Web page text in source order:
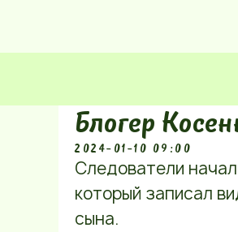
Блогер
2024-01-10 09:00
Следователи
который записал
сына.